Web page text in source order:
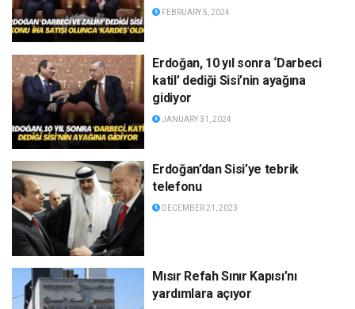
FEBRUARY 5, 2024
Erdoğan, 10 yıl sonra ‘Darbeci
katil’ dediği Sisi’nin ayağına
gidiyor
JANUARY 31, 2024
Erdoğan’dan Sisi’ye tebrik
telefonu
DECEMBER 21, 2023
Mısır Refah Sınır Kapısı’nı
yardımlara açıyor